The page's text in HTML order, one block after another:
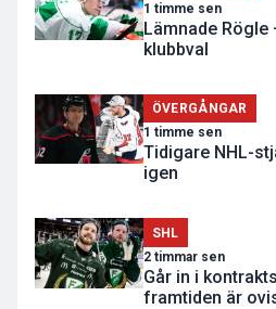
1 timme sen
Lämnade
klubbval
ÖVERGÅNGAR
1 timme sen
Tidigare NHL-
igen
SHL
2 timmar sen
Går in i
framtiden är